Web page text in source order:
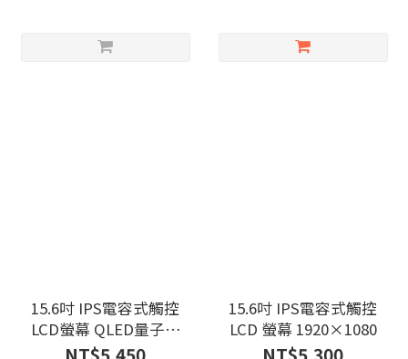
15.6吋 IPS電容式觸控
LCD螢幕 QLED量子點
1920×1080
15.6吋 IPS電容式觸控
LCD 螢幕 1920×1080